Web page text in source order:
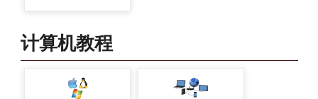
计算机教程